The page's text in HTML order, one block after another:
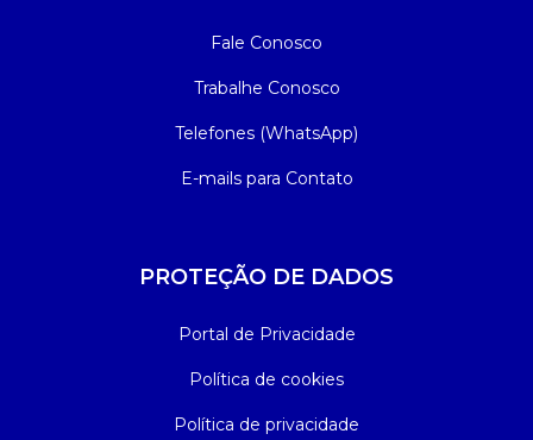
Fale Conosco
Trabalhe Conosco
Telefones (WhatsApp)
E-mails para Contato
PROTEÇÃO DE DADOS
Portal de Privacidade
Política de cookies
Política de privacidade